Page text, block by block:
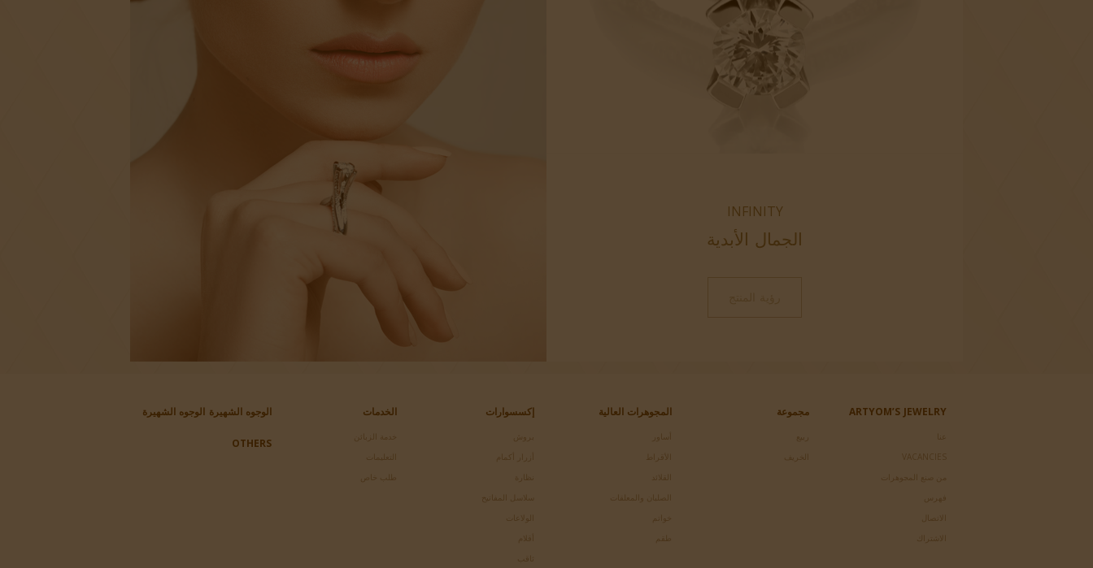
INFINITY
الجمال الأبدية
ARTYOM’S JEWELRY
عنا
VACANCIES
من صنع المجوهرات
فهرس
الاتصال
الاشتراك
مجموعة
ربيع
الخريف
المجوهرات العالية
أساور
الأقراط
القلائد
الصلبان والمعلقات
خواتم
طقم
إكسسوارات
بروش
أزرار أكمام
نظارة
سلاسل المفاتيح
الولاعات
أقلام
ثاقب
الخدمات
خدمة الزبائن
التعليمات
طلب خاص
الوجوه الشهيرة الوجوه الشهيرة
OTHERS